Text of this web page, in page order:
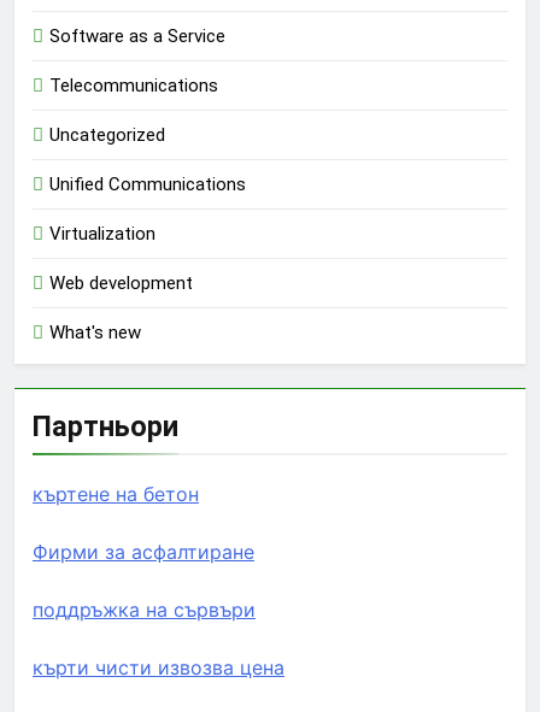
Software as a Service
Telecommunications
Uncategorized
Unified Communications
Virtualization
Web development
What's new
Партньори
къртене на бетон
Фирми за асфалтиране
поддръжка на сървъри
кърти чисти извозва цена